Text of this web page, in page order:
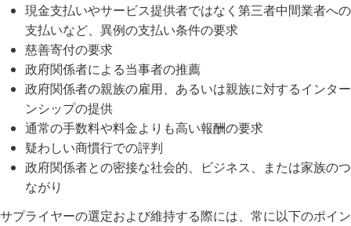
現金支払いやサービス提供者ではなく第三者中間業者への
支払いなど、異例の支払い条件の要求
慈善寄付の要求
政府関係者による当事者の推薦
政府関係者の親族の雇用、あるいは親族に対するインター
ンシップの提供
通常の手数料や料金よりも高い報酬の要求
疑わしい商慣行での評判
政府関係者との密接な社会的、ビジネス、または家族のつ
ながり
サプライヤーの選定および維持する際には、常に以下のポイン